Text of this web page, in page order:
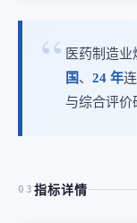
医药制造
国、 24 年
与综合评价
03 指标详情